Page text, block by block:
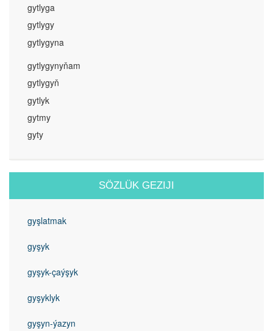
gytlyga
gytlygy
gytlygyna
gytlygynyňam
gytlygyň
gytlyk
gytmy
gyty
SÖZLÜK GEZIJI
gyşlatmak
gyşyk
gyşyk-çaýşyk
gyşyklyk
gyşyn-ýazyn